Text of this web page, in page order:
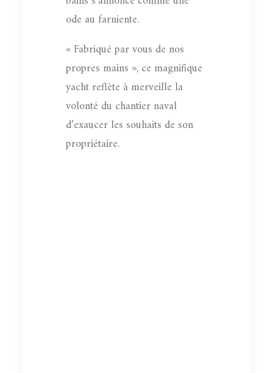
ode au farniente.
« Fabriqué par vous de nos
propres mains », ce magnifique
yacht reflète à merveille la
volonté du chantier naval
d’exaucer les souhaits de son
propriétaire.